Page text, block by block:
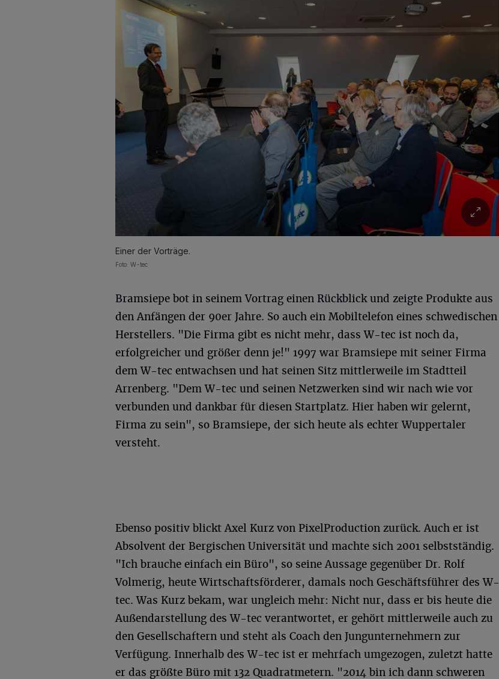
Einer der Vorträge.
Foto: W-tec
Bramsiepe bot in seinem Vortrag einen Rückblick und zeigte Produkte aus
den Anfängen der 90er Jahre. So auch ein Mobiltelefon eines schwedischen
Herstellers. "Die Firma gibt es nicht mehr, dass W-tec ist noch da,
erfolgreicher und größer denn je!" 1997 war Bramsiepe mit seiner Firma
dem W-tec entwachsen und hat seinen Sitz mittlerweile im Stadtteil
Arrenberg. "Dem W-tec und seinen Netzwerken sind wir nach wie vor
verbunden und dankbar für diesen Startplatz. Hier haben wir gelernt,
Firma zu sein", so Bramsiepe, der sich heute als echter Wuppertaler
versteht.
Ebenso positiv blickt Axel Kurz von PixelProduction zurück. Auch er ist
Absolvent der Bergischen Universität und machte sich 2001 selbstständig.
"Ich brauche einfach ein Büro", so seine Aussage gegenüber Dr. Rolf
Volmerig, heute Wirtschaftsförderer, damals noch Geschäftsführer des W-
tec. Was Kurz bekam, war ungleich mehr: Nicht nur, dass er bis heute die
Außendarstellung des W-tec verantwortet, er gehört mittlerweile auch zu
den Gesellschaftern und steht als Coach den Jungunternehmern zur
Verfügung. Innerhalb des W-tec ist er mehrfach umgezogen, zuletzt hatte
er das größte Büro mit 132 Quadratmetern. "2014 bin ich dann schweren